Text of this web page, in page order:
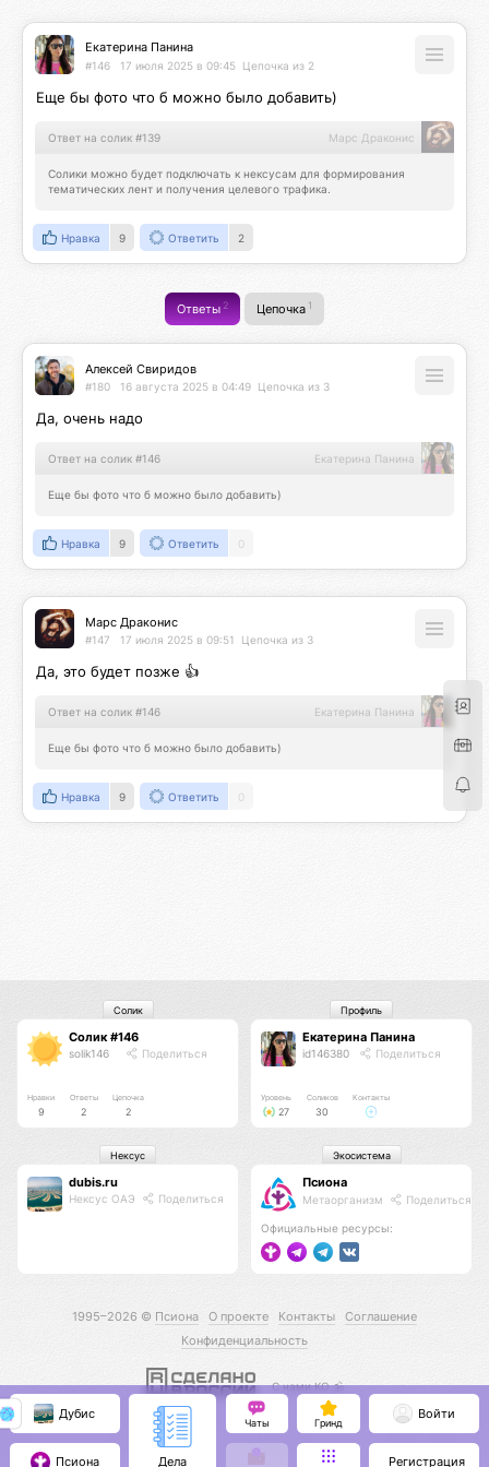
Екатерина Панина
#146 17 июля 2025 в 09:45 Цепочка из 2
Еще бы фото что б можно было добавить)
Ответ на солик #139 Марс Драконис
Солики можно будет подключать к нексусам для формирования
тематических лент и получения целевого трафика.
Нравка 9 Ответить 2
Ответы2 Цепочка 1
Алексей Свиридов
#180 16 августа 2025 в 04:49 Цепочка из 3
Да, очень надо
Ответ на солик #146 Екатерина Панина
Еще бы фото что б можно было добавить)
Нравка 9 Ответить 0
Марс Драконис
#147 17 июля 2025 в 09:51 Цепочка из 3
Да, это будет позже 👍
Ответ на солик #146 Екатерина Панина
Еще бы фото что б можно было добавить)
Нравка 9 Ответить 0
Солик #146
solik146 Поделиться
Нравки
9
Ответы
2
Цепочка
2
Солик
Екатерина Панина
id146380 Поделиться
Уровень
27
Соликов
30
Контакты
Профиль
dubis.ru
Нексус ОАЭ Поделиться
Нексус
Псиона
Метаорганизм Поделиться
Официальные ресурсы:
Экосистема
1995–2026 © Псиона О проекте Контакты
Соглашение
Конфиденциальность
С нами КО 🕉️
Дубис
Псиона Дела
Чаты Гринд
Войти
Регистрация